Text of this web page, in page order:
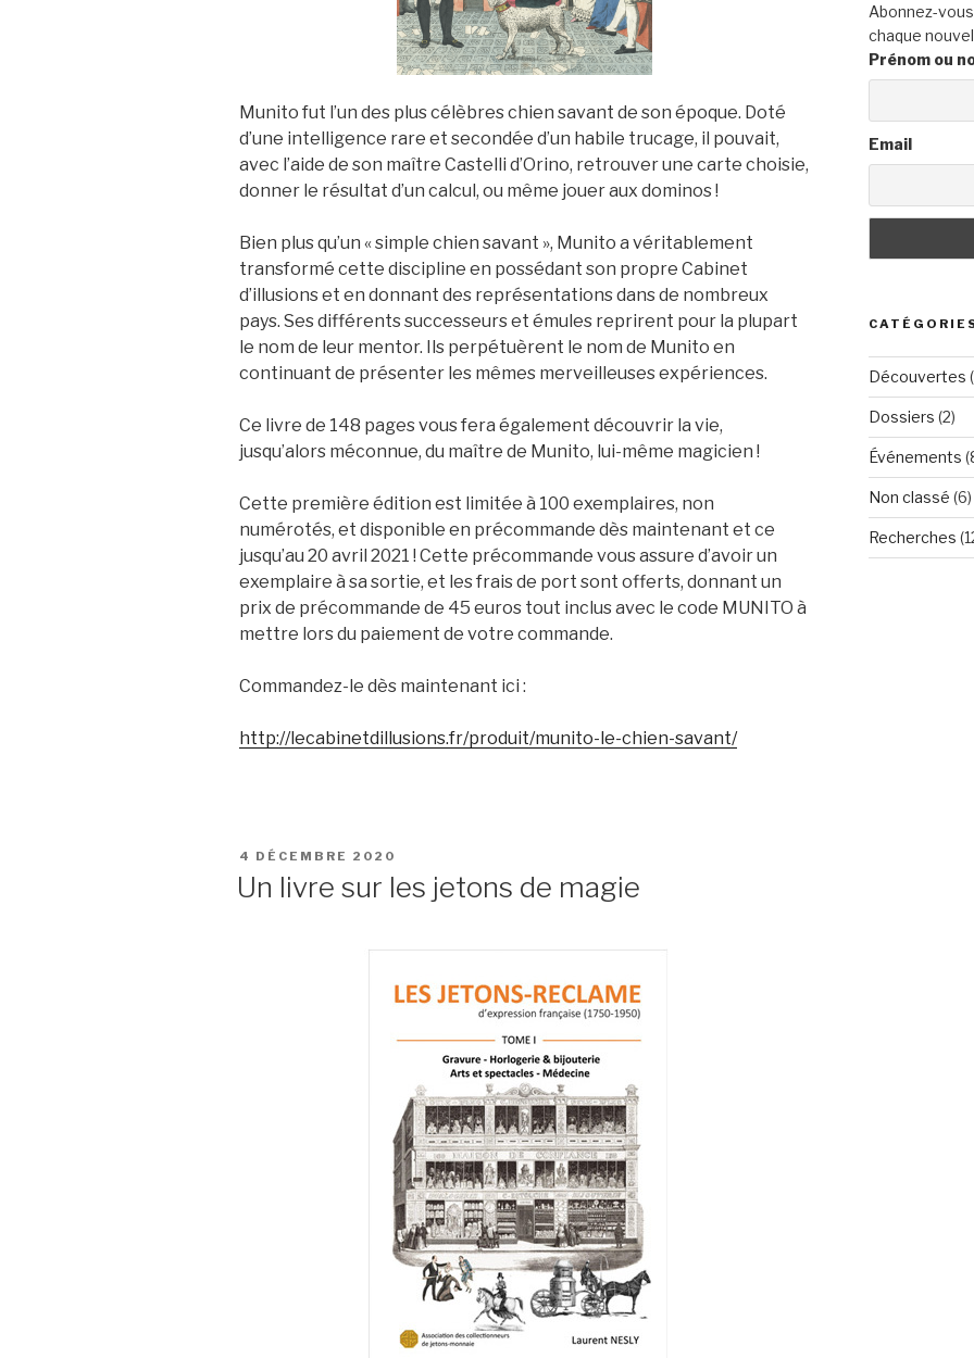
Munito fut l’un des plus célèbres chien savant de son époque. Doté
d’une intelligence rare et secondée d’un habile trucage, il pouvait,
avec l’aide de son maître Castelli d’Orino, retrouver une carte choisie,
donner le résultat d’un calcul, ou même jouer aux dominos !
Bien plus qu’un « simple chien savant », Munito a véritablement
transformé cette discipline en possédant son propre Cabinet
d’illusions et en donnant des représentations dans de nombreux
pays. Ses différents successeurs et émules reprirent pour la plupart
le nom de leur mentor. Ils perpétuèrent le nom de Munito en
continuant de présenter les mêmes merveilleuses expériences.
Ce livre de 148 pages vous fera également découvrir la vie,
jusqu’alors méconnue, du maître de Munito, lui-même magicien !
Cette première édition est limitée à 100 exemplaires, non
numérotés, et disponible en précommande dès maintenant et ce
jusqu’au 20 avril 2021 ! Cette précommande vous assure d’avoir un
exemplaire à sa sortie, et les frais de port sont offerts, donnant un
prix de précommande de 45 euros tout inclus avec le code MUNITO à
mettre lors du paiement de votre commande.
Commandez-le dès maintenant ici :
http://lecabinetdillusions.fr/produit/munito-le-chien-savant/
PUBLIÉ
4 DÉCEMBRE 2020
Un livre sur les jetons de magie
Abonnez-
chaque
Prénom ou
Email
Découvertes
Dossiers (2)
Événements
Non classé (6)
Recherches